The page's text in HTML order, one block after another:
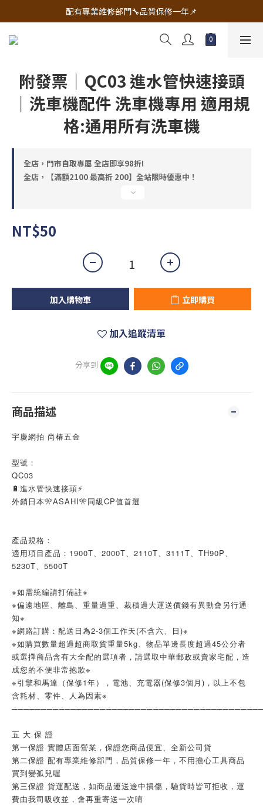
🔧電動工具&五金唯一首選 宇慶五金網拍🔧
配有專業維修部門🔧品質保修一年📌
🔧電動工具&五金唯一首選 宇慶五金網拍🔧
附發票｜QC03 進水管快速接頭
｜洗車機配件 洗車機專用 適用規
格:通用所有洗車機
全店，門市自取專屬 全店即享98折!
全店，【滿額2100 最高折 200】全站限時優惠中！
NT$50
加入購物車 立即購買
加入追蹤清單
分享到
商品描述
宇慶網拍 尚椿五金
型號：
QC03
🔋進水管快速接頭⚡
外銷日本🎌ASAHI🎌同級CP值首選
產品規格：
適用項目產品：1900T、2000T、2110T、3111T、TH90P、
5230T、5500T
※如需統編請打備註※
※偏遠地區、離島、重量過重、裁積過大運送價錢有異動會另行通
知※
※網路訂購：配送日為2-3個工作天(不含六、日)※
※如購買數量超過超商取貨重量5kg、物品單邊長度超過45公分者
或選擇商品含有大全配的選項者，請選取中華郵政或賣家宅配，造
成您的不便非常抱歉※
※引擎和馬達（保修1年），電池、充電器(保修3個月)，以上不包
含耗材、零件、人為因素※
五 大 保 證
第一保證 實體店面營業，保證您商品便宜、全新公司貨
第二保證 配有專業維修部門，品質保修一年，不用擔心工具商品
買到變孤兒喔
第三保證 貨運配送，如商品運送途中損傷，驗貨時皆可拒收，運
費由我司吸收並，會再重寄送一次唷